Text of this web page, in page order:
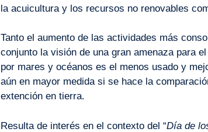
la acuicultura y los recursos no renovables
Tanto el aumento de las actividades más
conjunto la visión de una gran amenaza para
por mares y océanos es el menos usado y
aún en mayor medida si se hace la
extención en tierra.
Resulta de interés en el contexto del “Día de